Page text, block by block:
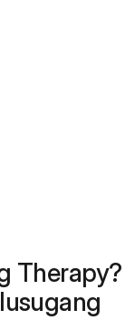
Therapy?